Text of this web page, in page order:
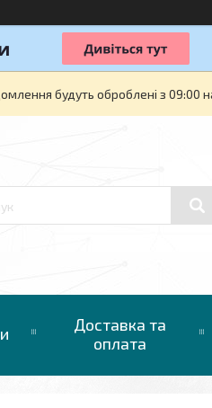
будуть оброблені з 09:00
Доставка та
оплата